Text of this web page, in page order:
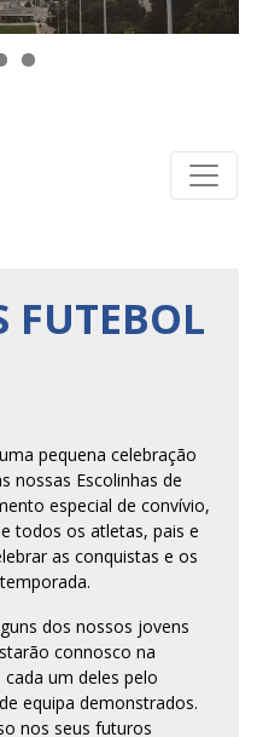
FUTEBOL
pequena celebração
nossas Escolinhas de
especial de convívio,
todos os atletas, pais e
as conquistas e os
dos nossos jovens
connosco na
cada um deles pelo
equipa demonstrados.
nos seus futuros